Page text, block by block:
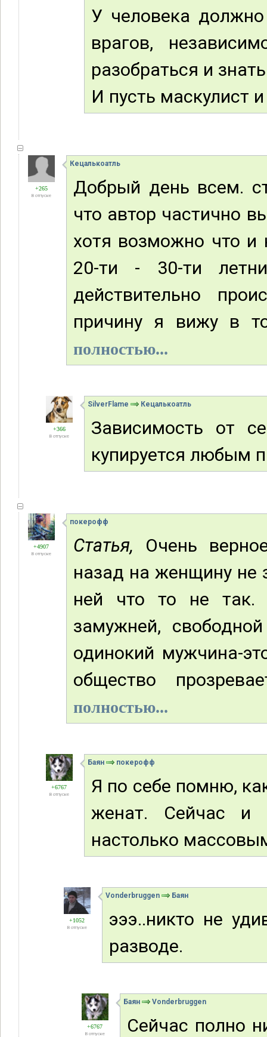
У человека должно
врагов,
разобраться и
И пусть маскулист
+265
В отпуске
Кецалькоатль
Добрый день всем.
что автор частично
хотя возможно что и
20-ти - 30-ти
действительно
причину я вижу в
полностью...
+366
В отпуске
SilverFlame Кецалькоатль
Зависимость от
купируется любым
+4907
В отпуске
покерофф
Статья, Очень
назад на женщину не
ней что то не так.
замужней,
одинокий мужчина-
общество
полностью...
+6767
В отпуске
Баян покерофф
Я по себе помню,
женат. Сейчас и
настолько
+1052
В отпуске
Vonderbruggen Баян
эээ..никто не
разводе.
+6767
В отпуске
Баян Vonderbruggen
Сейчас полно